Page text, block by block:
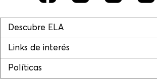
Descubre ELA
Links de interés
Políticas